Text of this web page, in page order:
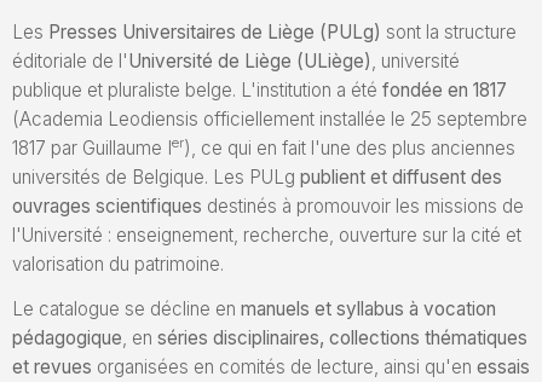
Les Presses Universitaires de Liège (PULg) sont la structure
éditoriale de l'Université de Liège (ULiège), université
publique et pluraliste belge. L'institution a été fondée en 1817
(Academia Leodiensis officiellement installée le 25 septembre
1817 par Guillaume Ier), ce qui en fait l'une des plus anciennes
universités de Belgique. Les PULg publient et diffusent des
ouvrages scientifiques destinés à promouvoir les missions de
l'Université : enseignement, recherche, ouverture sur la cité et
valorisation du patrimoine.
Le catalogue se décline en manuels et syllabus à vocation
pédagogique , en séries disciplinaires, collections thématiques
et revues organisées en comités de lecture, ainsi qu'en essais